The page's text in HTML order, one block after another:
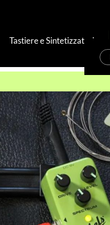
Tastiere e Sintetizzatori